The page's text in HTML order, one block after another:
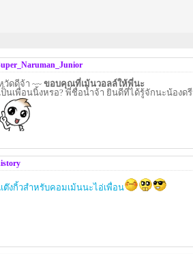
วัดดีจ้า ~~ ขอบคุณที่เม้นวอลล์ให้พี่นะ
ป็นเพื่อนนิ้งหรอ? พี่ชื่อน้ำจ้า ยินดีที่ได้รู้จักนะน้องด
ต๊งกิ้วสำหรับคอมเม้นนะไอ่เพื่อน